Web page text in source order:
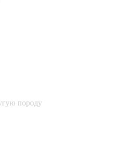
породу